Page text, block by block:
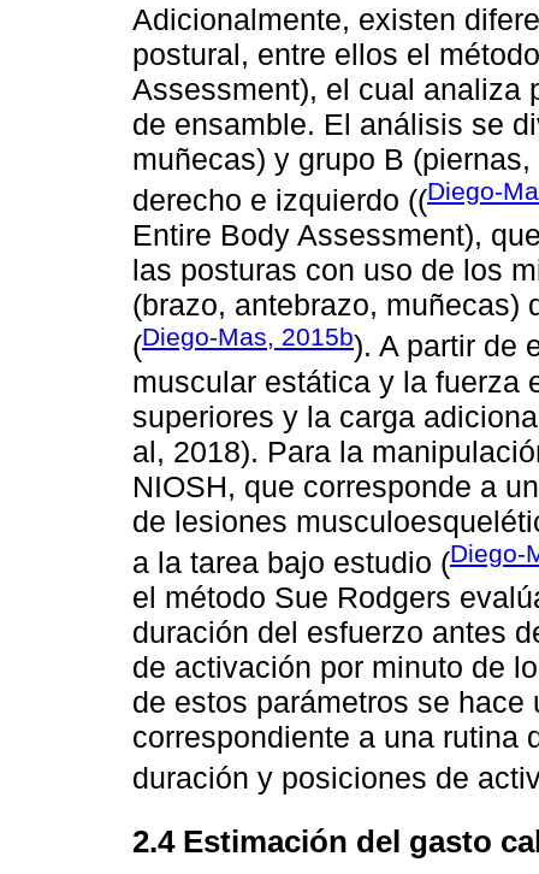
Adicionalmente, existen
postural, entre ellos el
Assessment), el cual analiza
de ensamble. El análisis se
muñecas) y grupo B
derecho e izquierdo ((Diego-
Entire Body Assessment),
las posturas con uso de los
(brazo, antebrazo, muñecas)
(Diego-Mas, 2015b). A partir de
muscular estática y la fuerza
superiores y la carga
al, 2018). Para la
NIOSH, que corresponde a
de lesiones
a la tarea bajo estudio (Diego-
el método Sue Rodgers
duración del esfuerzo antes
de activación por minuto de
de estos parámetros se
correspondiente a una rutina
duración y posiciones de
2.4 Estimación del gasto